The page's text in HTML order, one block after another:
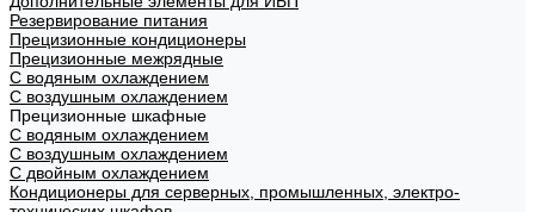
Резервирование питания
Прецизионные кондиционеры
Прецизионные межрядные
С водяным охлаждением
С воздушным охлаждением
Прецизионные шкафные
С водяным охлаждением
С воздушным охлаждением
С двойным охлаждением
Кондиционеры для серверных, промышленных, электро-